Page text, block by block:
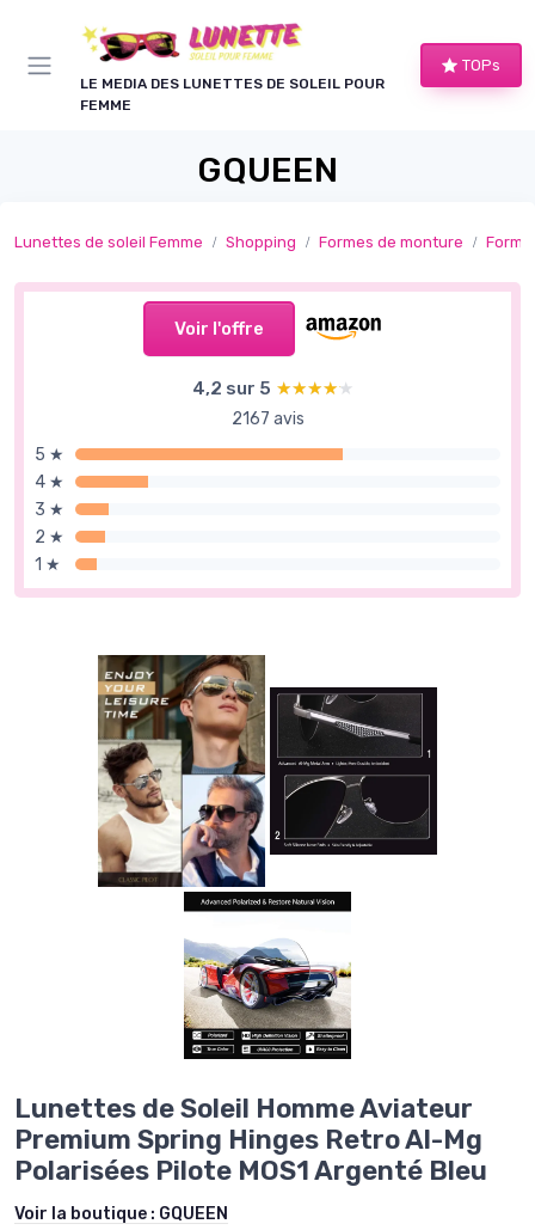
LE MEDIA DES LUNETTES DE SOLEIL POUR
FEMME
TOPs
GQUEEN
Lunettes de soleil Femme Shopping Formes de monture
Voir l'offre
4,2 sur 5 ★★★★★
★★★★★
2167 avis
5 ★
4 ★
3 ★
2 ★
1 ★
Lunettes de Soleil Homme Aviateur
Premium Spring Hinges Retro Al-Mg
Polarisées Pilote MOS1 Argenté Bleu
Voir la boutique : GQUEEN